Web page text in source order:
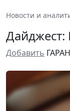
Новости и
Дайджест:
Добавить